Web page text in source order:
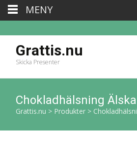
Grattis.nu
Skicka Presenter
Chokladhälsning
Grattis.nu > Produkter >
MENY